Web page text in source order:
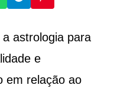
astrologia para
e
em relação ao